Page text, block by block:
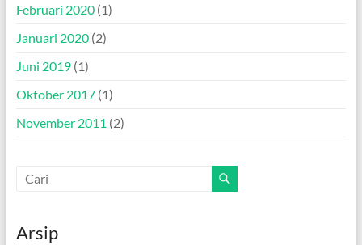
Februari 2020(1)
Januari 2020(2)
Juni 2019(1)
Oktober 2017(1)
November 2011 (2)
Arsip